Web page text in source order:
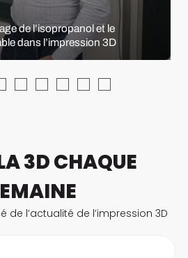
de l’isopropanol et le
dans l’impression 3D
3D CHAQUE
de l’actualité de l’impression 3D